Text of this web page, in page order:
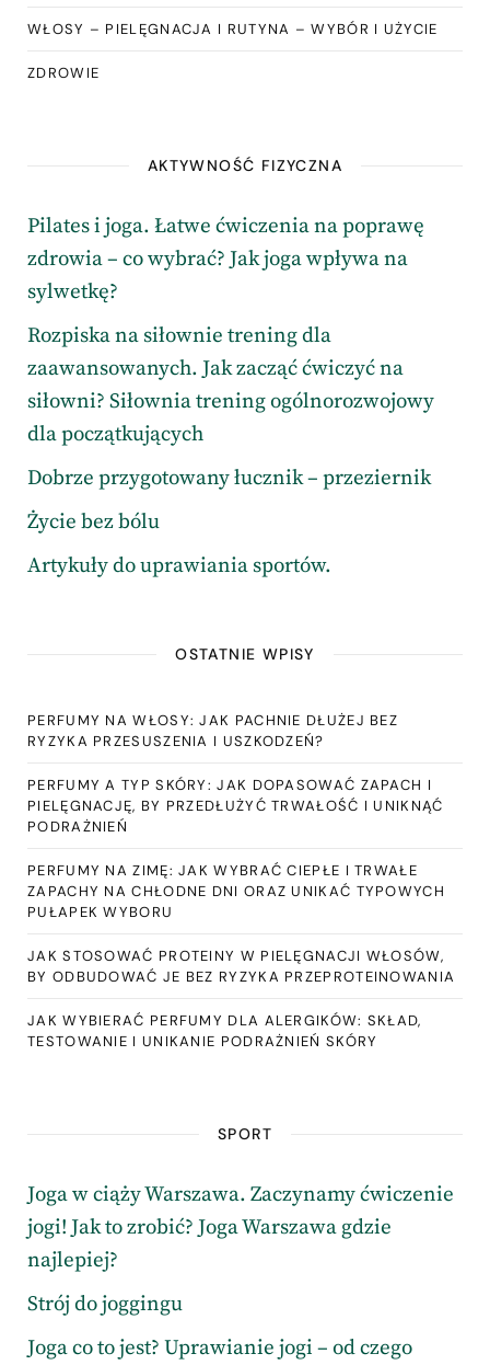
WŁOSY – PIELĘGNACJA I RUTYNA – WYBÓR I UŻYCIE
ZDROWIE
AKTYWNOŚĆ FIZYCZNA
Pilates i joga. Łatwe ćwiczenia na poprawę
zdrowia – co wybrać? Jak joga wpływa na
sylwetkę?
Rozpiska na siłownie trening dla
zaawansowanych. Jak zacząć ćwiczyć na
siłowni? Siłownia trening ogólnorozwojowy
dla początkujących
Dobrze przygotowany łucznik – przeziernik
Życie bez bólu
Artykuły do uprawiania sportów.
OSTATNIE WPISY
PERFUMY NA WŁOSY: JAK PACHNIE DŁUŻEJ BEZ
RYZYKA PRZESUSZENIA I USZKODZEŃ?
PERFUMY A TYP SKÓRY: JAK DOPASOWAĆ ZAPACH I
PIELĘGNACJĘ, BY PRZEDŁUŻYĆ TRWAŁOŚĆ I UNIKNĄĆ
PODRAŻNIEŃ
PERFUMY NA ZIMĘ: JAK WYBRAĆ CIEPŁE I TRWAŁE
ZAPACHY NA CHŁODNE DNI ORAZ UNIKAĆ TYPOWYCH
PUŁAPEK WYBORU
JAK STOSOWAĆ PROTEINY W PIELĘGNACJI WŁOSÓW,
BY ODBUDOWAĆ JE BEZ RYZYKA PRZEPROTEINOWANIA
JAK WYBIERAĆ PERFUMY DLA ALERGIKÓW: SKŁAD,
TESTOWANIE I UNIKANIE PODRAŻNIEŃ SKÓRY
SPORT
Joga w ciąży Warszawa. Zaczynamy ćwiczenie
jogi! Jak to zrobić? Joga Warszawa gdzie
najlepiej?
Strój do joggingu
Joga co to jest? Uprawianie jogi – od czego